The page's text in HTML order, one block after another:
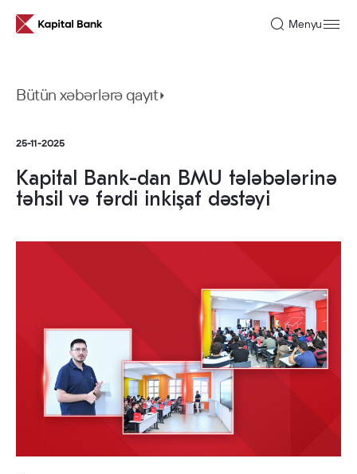
Menyu
bankçılıq
Korporativ
bankçılıq
Fərdi
bankçılıq
Haqqımızda
Tarixçəmiz
Bütün xəbərlərə qayıt
25-11-2025
Kapital Bank-dan BMU tələbələrinə
təhsil və fərdi inkişaf dəstəyi